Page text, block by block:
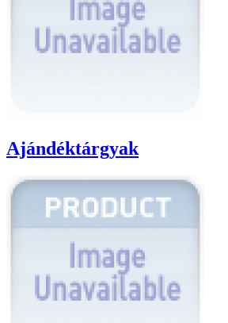
Ajándéktárgyak